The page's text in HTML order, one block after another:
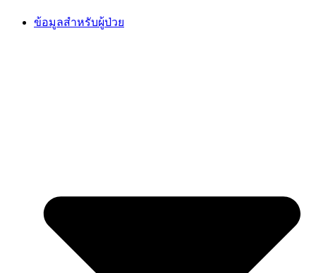
ข้อมูลสำหรับผู้ป่วย